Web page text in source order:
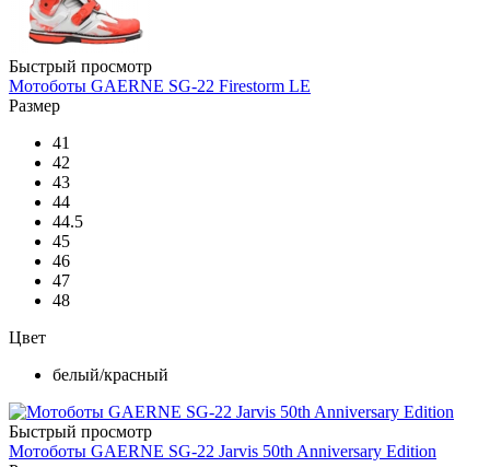
Быстрый просмотр
Мотоботы GAERNE SG-22 Firestorm LE
Размер
41
42
43
44
44.5
45
46
47
48
Цвет
белый/красный
Быстрый просмотр
Мотоботы GAERNE SG-22 Jarvis 50th Anniversary Edition